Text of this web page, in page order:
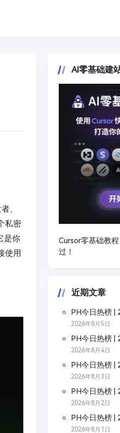
、
私密
是你
使用
AI零基础建
Cursor零基础教程
过！
近期文章
PH今日热榜
2026年8月5日
PH今日热榜
2026年8月4日
PH今日热榜
2026年8月3日
PH今日热榜
2026年8月2日
PH今日热榜 |
2026年8月1日